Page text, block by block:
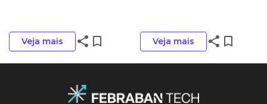
Veja mais share bookmark_border Veja mais share bookmark_border